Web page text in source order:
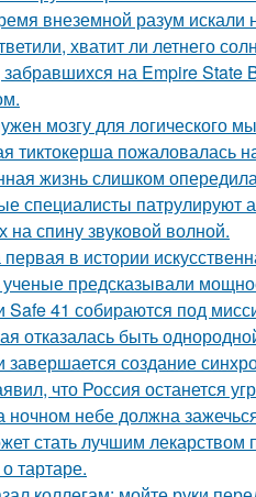
внеземной разум искали
хватит ли летнего
на Empire State
мозгу для логического
тиктокерша пожаловалась
жизнь слишком
специалисты патрулируют
на спину звуковой волной.
в истории
предсказывали
Safe 41 собираются под
отказалась быть
завершается создание
что Россия останется
ночном небе должна
стать лучшим лекарством
тартаре.